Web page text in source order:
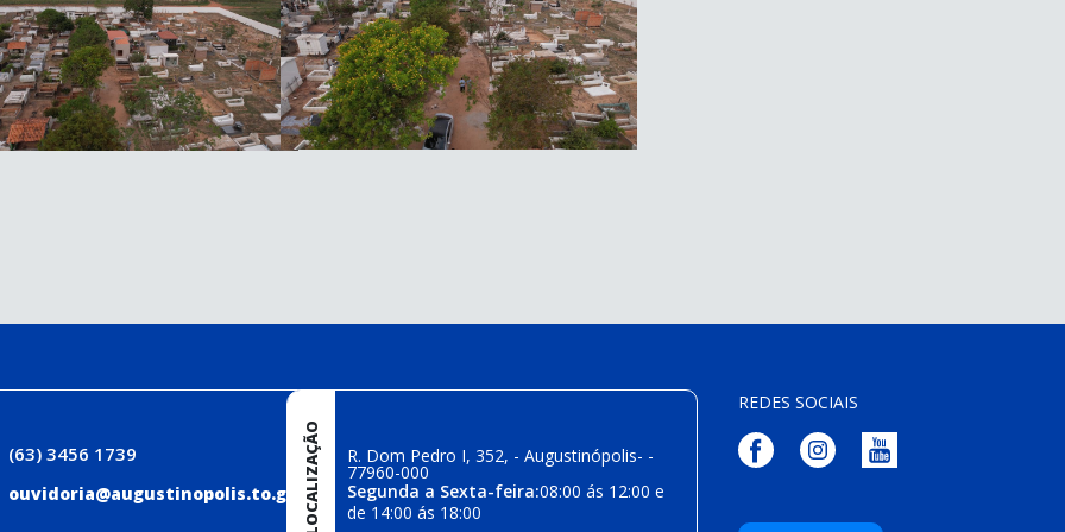
(63) 3456 1739
ouvidoria@augustinopolis.to.gov.br
LOCALIZAÇÃO R. Dom Pedro I, 352, - Augustinópolis- -
77960-000
Segunda a Sexta-feira:08:00 ás 12:00 e
de 14:00 ás 18:00
REDES SOCIAIS